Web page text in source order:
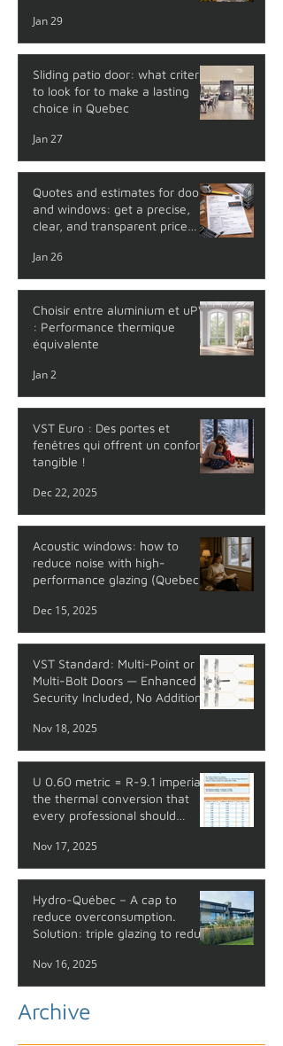
Jan 29
Sliding patio door: what criteria
to look for to make a lasting
choice in Quebec
Jan 27
Quotes and estimates for doors
and windows: get a precise,
clear, and transparent price
Jan 26
Choisir entre aluminium et uPVC
: Performance thermique
équivalente
Jan 2
VST Euro : Des portes et
fenêtres qui offrent un confort
tangible !
Dec 22, 2025
Acoustic windows: how to
reduce noise with high-
performance glazing (Quebec
Dec 15, 2025
VST Standard: Multi-Point or
Multi-Bolt Doors — Enhanced
Security Included, No Additional
Nov 18, 2025
U 0.60 metric = R-9.1 imperial:
the thermal conversion that
every professional should
Nov 17, 2025
Hydro-Québec – A cap to
reduce overconsumption.
Solution: triple glazing to reduce
Nov 16, 2025
Archive